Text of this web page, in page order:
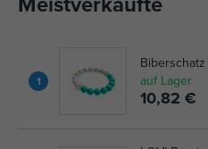
1
Biberschatz
auf Lager
10,82 €